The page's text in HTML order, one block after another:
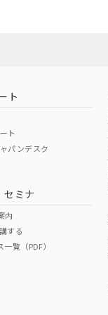
O
ページへ
ください
ト
ト
パンデスク
セミナ
内
する
覧（PDF）